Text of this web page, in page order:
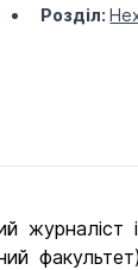
Розділ:
журналіст